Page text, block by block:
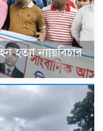
হত্যা ন্যায়বিচার